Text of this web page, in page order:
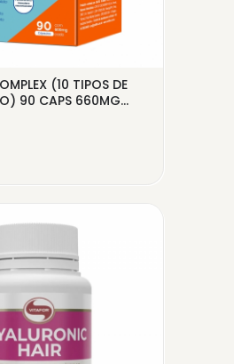
(10 TIPOS DE
90 CAPS 660MG...